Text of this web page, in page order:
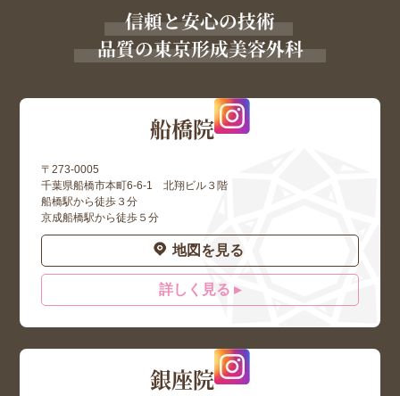
信頼と安心の技術
品質の東京形成美容外科
船橋院
〒273-0005
千葉県船橋市本町6-6-1 北翔ビル３階
船橋駅から徒歩３分
京成船橋駅から徒歩５分
地図を見る
詳しく見る ▸
銀座院